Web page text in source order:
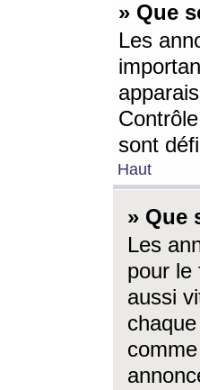
» Que
Les
sont
Haut
» Que
Les
pour le
aussi